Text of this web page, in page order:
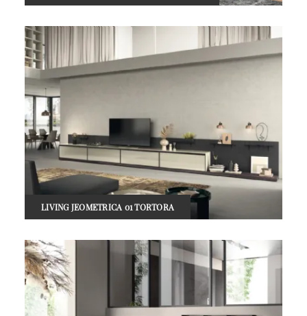
LIVING JEOMETRICA 01 TORTORA